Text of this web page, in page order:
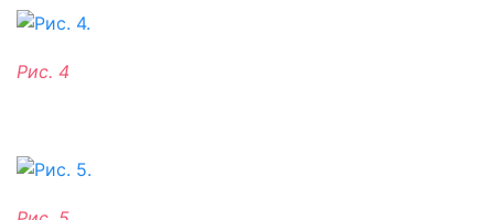
Рис. 4